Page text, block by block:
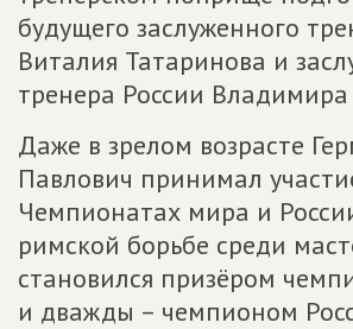
будущего заслуженного
Виталия Татаринова и
тренера России
Даже в зрелом возрасте
Павлович принимал
Чемпионатах мира и
римской борьбе среди
становился призёром
и дважды – чемпионом